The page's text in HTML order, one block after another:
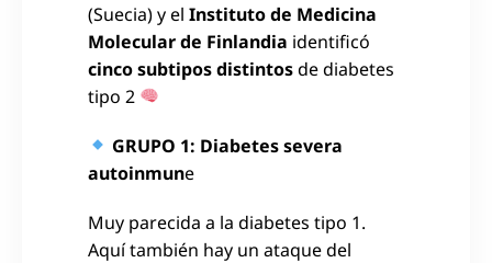
(Suecia) y el Instituto de Medicina
Molecular de Finlandia identificó
cinco subtipos distintosde diabetes
tipo 2
GRUPO 1: Diabetes severa
autoinmune
Muy parecida a la diabetes tipo 1.
Aquí también hay un ataque del